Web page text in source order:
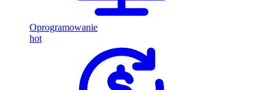
Oprogramowanie
hot